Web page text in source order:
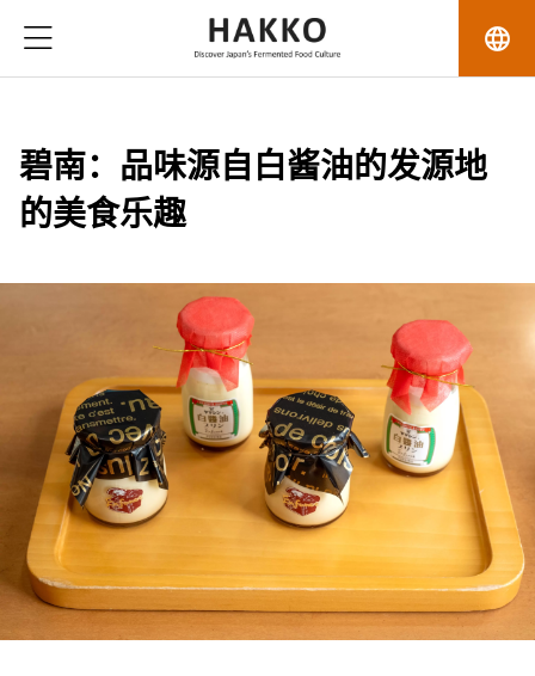
language
碧南：品味源自白酱油的发源地
的美食乐趣